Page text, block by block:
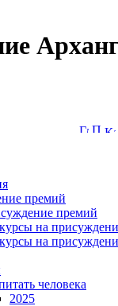
премий
премий
на
на
человека
2025